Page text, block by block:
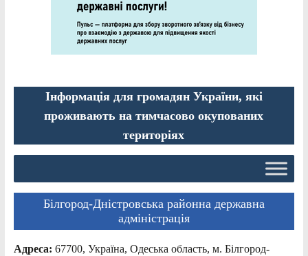
Інформація для громадян України, які
проживають на тимчасово окупованих
територіях
Білгород-Дністровська районна державна
адміністрація
Адреса: 67700, Україна, Одеська область, м. Білгород-